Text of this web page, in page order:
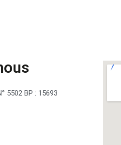
5502 BP : 15693